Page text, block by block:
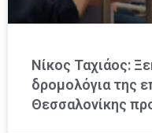
Νίκος Ταχιάος:
δρομολόγια της
Θεσσαλονίκης